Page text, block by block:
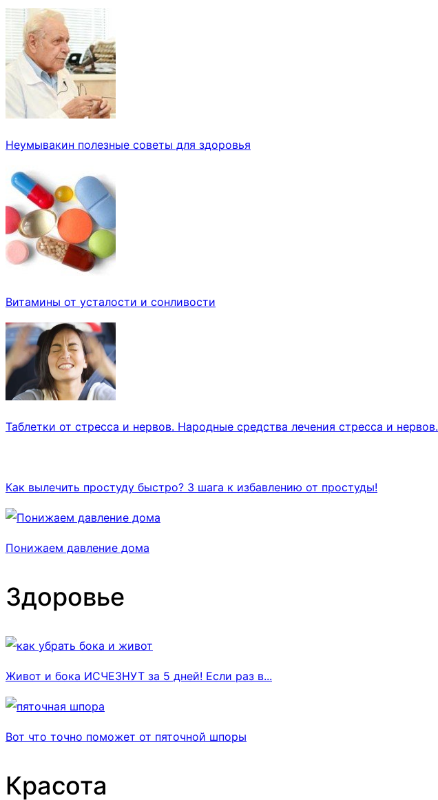
Неумывакин полезные советы для здоровья
Витамины от усталости и сонливости
Таблетки от стресса и нервов. Народные средства лечения стресса и нервов.
Как вылечить простуду быстро? 3 шага к избавлению от простуды!
Понижаем давление дома
Здоровье
Живот и бока ИСЧЕЗНУТ за 5 дней! Если раз в...
Вот что точно поможет от пяточной шпоры
Красота